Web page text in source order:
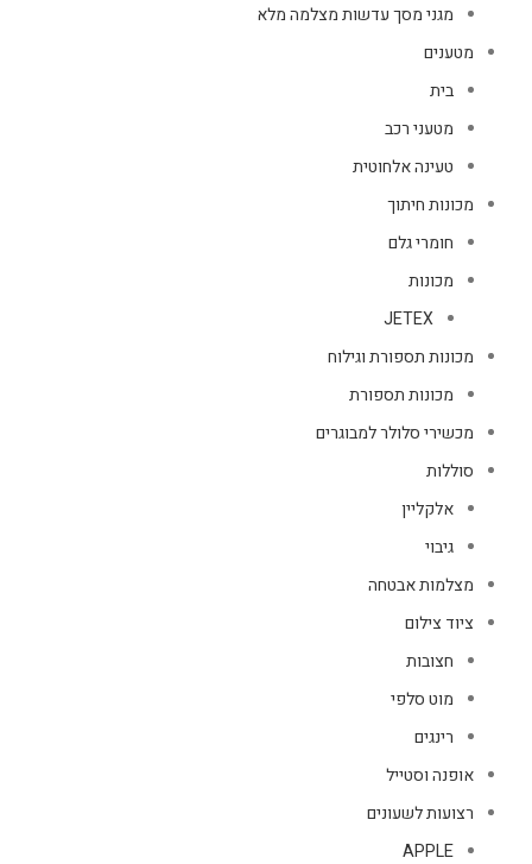
מגני מסך עדשות מצלמה מלא
מטענים
בית
מטעני רכב
טעינה אלחוטית
מכונות חיתוך
חומרי גלם
מכונות
JETEX
מכונות תספורת וגילוח
מכונות תספורת
מכשירי סלולר למבוגרים
סוללות
אלקליין
גיבוי
מצלמות אבטחה
ציוד צילום
חצובות
מוט סלפי
רינגים
אופנה וסטייל
רצועות לשעונים
APPLE